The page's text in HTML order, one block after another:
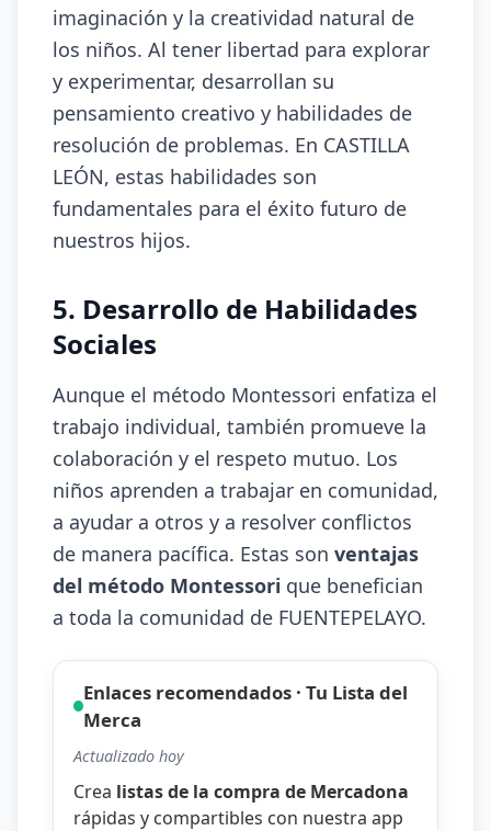
imaginación y la creatividad natural de
los niños. Al tener libertad para explorar
y experimentar, desarrollan su
pensamiento creativo y habilidades de
resolución de problemas. En CASTILLA
LEÓN, estas habilidades son
fundamentales para el éxito futuro de
nuestros hijos.
5. Desarrollo de Habilidades
Sociales
Aunque el método Montessori enfatiza el
trabajo individual, también promueve la
colaboración y el respeto mutuo. Los
niños aprenden a trabajar en comunidad,
a ayudar a otros y a resolver conflictos
de manera pacífica. Estas son ventajas
del método Montessori que benefician
a toda la comunidad de FUENTEPELAYO.
Enlaces recomendados · Tu Lista del
Merca
Actualizado hoy
Crea listas de la compra de Mercadona
rápidas y compartibles con nuestra app